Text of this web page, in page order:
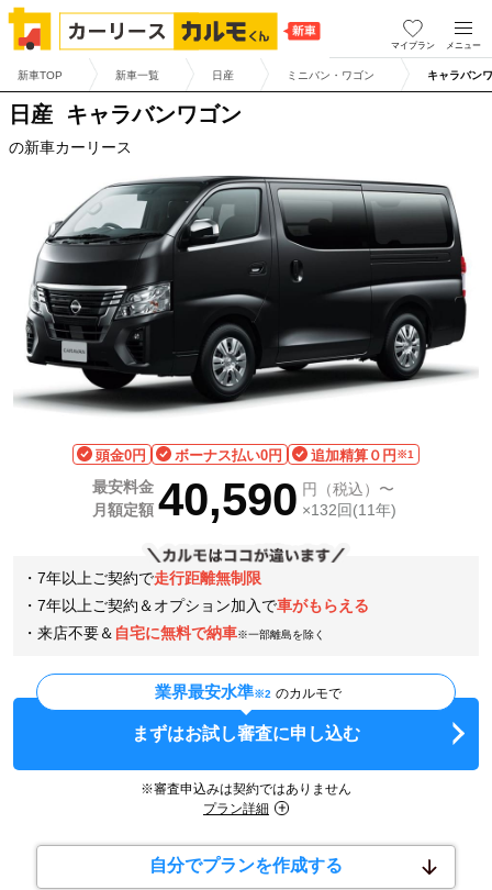
マイプラン メニュー
新車TOP 新車一覧 日産 ミニバン・ワゴン キャラバン
日産 キャラバンワゴン
の新車カーリース
頭金0円 ボーナス払い0円 追加精算０円※1
最安料金
月額定額 40,590 円（税込）〜
×132回(11年)
・7年以上ご契約で走行距離無制限
・7年以上ご契約＆オプション加入で車がもらえる
・来店不要＆ 自宅に無料で納車※一部離島を除く
業界最安水準※2 のカルモで
まずはお試し審査に申し込む
※審査申込みは契約ではありません
プラン詳細
自分でプランを作成する